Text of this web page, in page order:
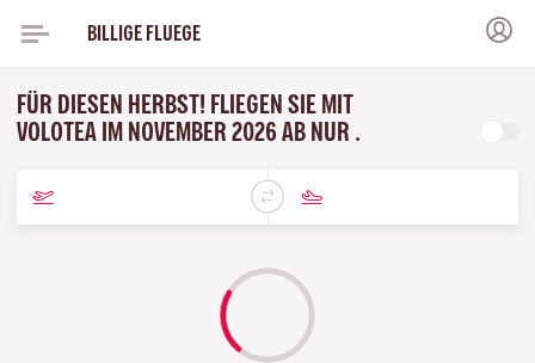
BILLIGE FLUEGE
FÜR DIESEN HERBST! FLIEGEN SIE MIT
VOLOTEA IM NOVEMBER 2026 AB NUR .